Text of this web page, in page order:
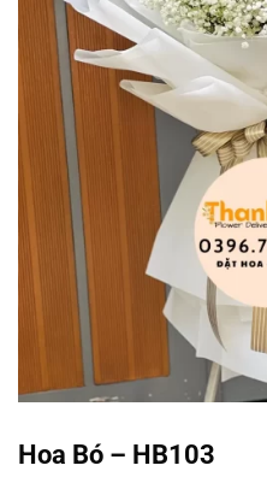
Hoa Bó – HB103